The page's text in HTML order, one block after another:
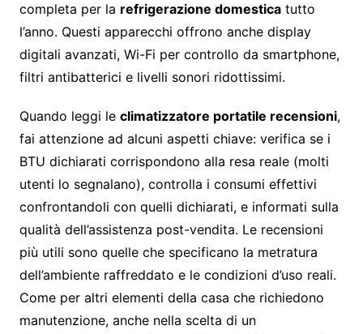
completa per la refrigerazione domesticatutto
l’anno. Questi apparecchi offrono anche display
digitali avanzati, Wi-Fi per controllo da smartphone,
filtri antibatterici e livelli sonori ridottissimi.
Quando leggi le climatizzatore portatile recensioni,
fai attenzione ad alcuni aspetti chiave: verifica se i
BTU dichiarati corrispondono alla resa reale (molti
utenti lo segnalano), controlla i consumi effettivi
confrontandoli con quelli dichiarati, e informati sulla
qualità dell’assistenza post-vendita. Le recensioni
più utili sono quelle che specificano la metratura
dell’ambiente raffreddato e le condizioni d’uso reali.
Come per altri elementi della casa che richiedono
manutenzione, anche nella scelta di un